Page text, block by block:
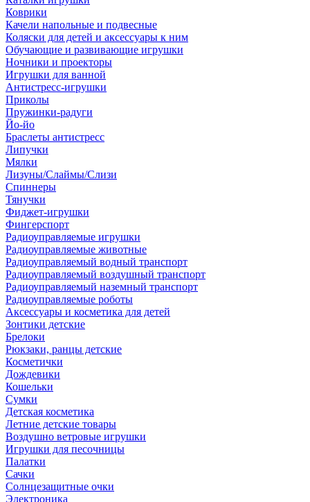
Коврики
Качели напольные и подвесные
Коляски для детей и аксессуары к ним
Обучающие и развивающие игрушки
Ночники и проекторы
Игрушки для ванной
Антистресс-игрушки
Приколы
Пружинки-радуги
Йо-йо
Браслеты антистресс
Липучки
Мялки
Лизуны/Слаймы/Слизи
Спиннеры
Тянучки
Фиджет-игрушки
Фингерспорт
Радиоуправляемые игрушки
Радиоуправляемые животные
Радиоуправляемый водный транспорт
Радиоуправляемый воздушный транспорт
Радиоуправляемый наземный транспорт
Радиоуправляемые роботы
Аксессуары и косметика для детей
Зонтики детские
Брелоки
Рюкзаки, ранцы детские
Косметички
Дождевики
Кошельки
Сумки
Детская косметика
Летние детские товары
Воздушно ветровые игрушки
Игрушки для песочницы
Палатки
Сачки
Солнцезащитные очки
Электроника